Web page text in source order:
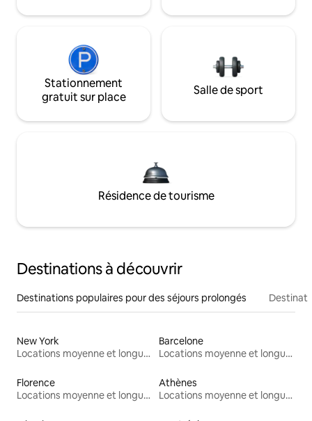
Stationnement
gratuit sur place
Salle de sport
Résidence de tourisme
Destinations à découvrir
Destinations populaires pour des séjours prolongés
New York
Locations moyenne et longue durée
Barcelone
Locations moyenne et longue durée
Florence
Locations moyenne et longue durée
Athènes
Locations moyenne et longue durée